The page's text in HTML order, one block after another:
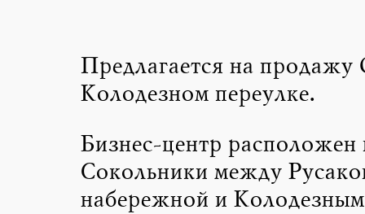
Предлагается на продажу
Колодезном переулке.
Бизнес-центр расположен
Сокольники между
набережной и